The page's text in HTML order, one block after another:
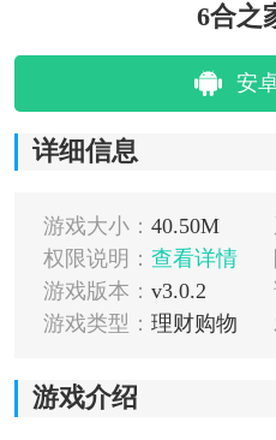
6合之
安
详细信息
游戏大小： 40.50M
权限说明： 查看详情
游戏版本： v3.0.2
游戏类型： 理财购物
游戏介绍